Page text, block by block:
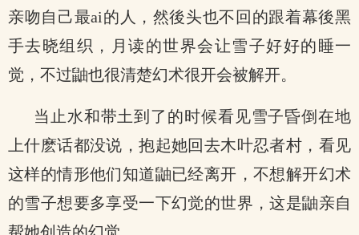
亲吻自己最ai的人，然後头也不回的跟着幕後黑
手去晓组织，月读的世界会让雪子好好的睡一
觉，不过鼬也很清楚幻术很开会被解开。
当止水和带土到了的时候看见雪子昏倒在地
上什麽话都没说，抱起她回去木叶忍者村，看见
这样的情形他们知道鼬已经离开，不想解开幻术
的雪子想要多享受一下幻觉的世界，这是鼬亲自